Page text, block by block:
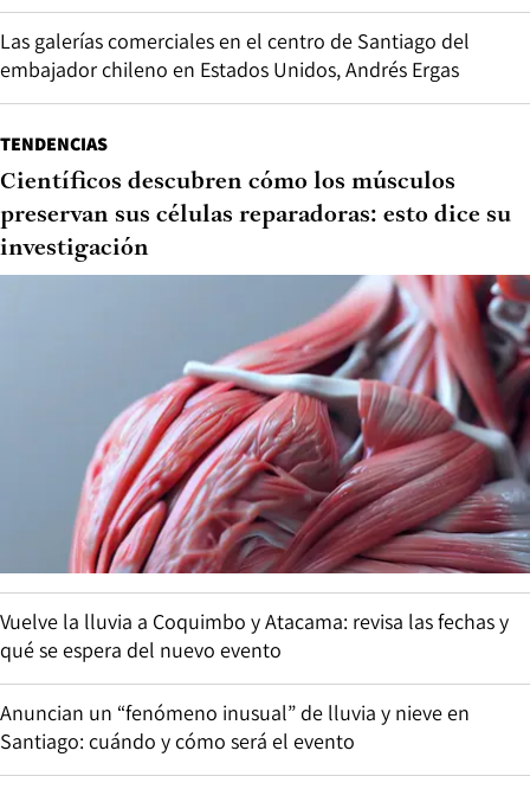
Las galerías comerciales en el centro de Santiago del
embajador chileno en Estados Unidos, Andrés Ergas
TENDENCIAS
Científicos descubren cómo los músculos
preservan sus células reparadoras: esto dice su
investigación
Vuelve la lluvia a Coquimbo y Atacama: revisa las fechas y
qué se espera del nuevo evento
Anuncian un “fenómeno inusual” de lluvia y nieve en
Santiago: cuándo y cómo será el evento